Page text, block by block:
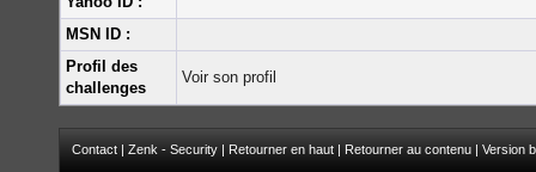
MSN ID :
Profil des
challenges
Voir son profil
Contact | Zenk - Security | Retourner en haut | Retourner au contenu | Version